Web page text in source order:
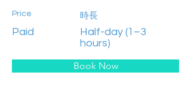
Price
Paid
時長
Half-day (1–3
hours)
Book Now